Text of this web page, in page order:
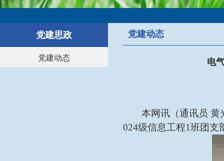
党建思政
党建动态
党建动态
电
本网讯（通讯员 黄
024级信息工程1班团支